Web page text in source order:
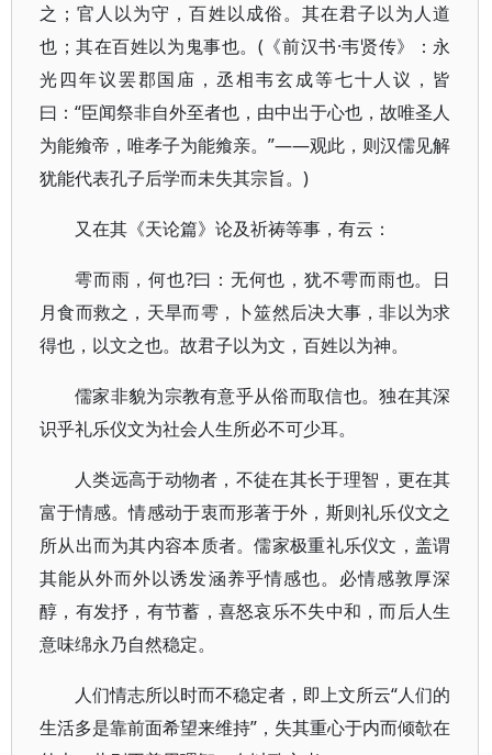
之；官人以为守，百姓以成俗。其在君子以为人道
也；其在百姓以为鬼事也。(《前汉书·韦贤传》：永
光四年议罢郡国庙，丞相韦玄成等七十人议，皆
曰：“臣闻祭非自外至者也，由中出于心也，故唯圣人
为能飨帝，唯孝子为能飨亲。”——观此，则汉儒见解
犹能代表孔子后学而未失其宗旨。)
又在其《天论篇》论及祈祷等事，有云：
雩而雨，何也?曰：无何也，犹不雩而雨也。日
月食而救之，天旱而雩，卜筮然后决大事，非以为求
得也，以文之也。故君子以为文，百姓以为神。
儒家非貌为宗教有意乎从俗而取信也。独在其深
识乎礼乐仪文为社会人生所必不可少耳。
人类远高于动物者，不徒在其长于理智，更在其
富于情感。情感动于衷而形著于外，斯则礼乐仪文之
所从出而为其内容本质者。儒家极重礼乐仪文，盖谓
其能从外而外以诱发涵养乎情感也。必情感敦厚深
醇，有发抒，有节蓄，喜怒哀乐不失中和，而后人生
意味绵永乃自然稳定。
人们情志所以时而不稳定者，即上文所云“人们的
生活多是靠前面希望来维持”，失其重心于内而倾欹在